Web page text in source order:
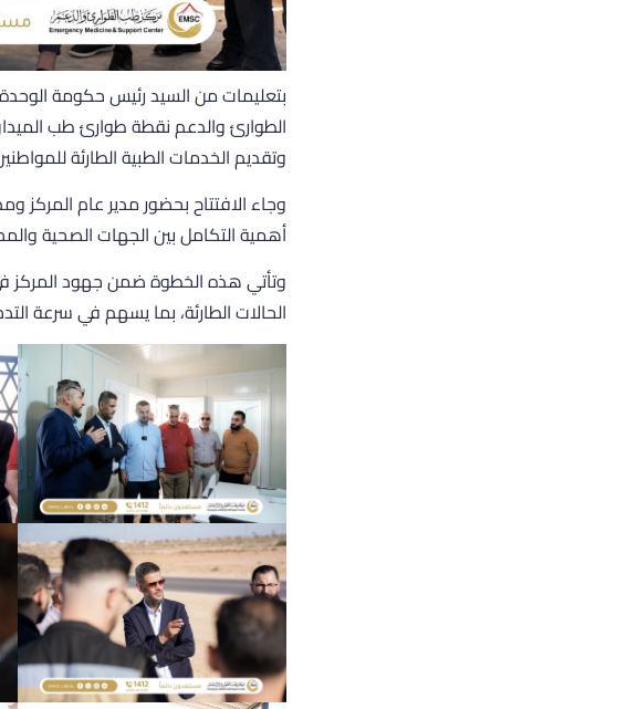
بتعليمات من السيد رئيس حكومة
الطوارئ والدعم نقطة طوارئ طب
وتقديم الخدمات الطبية الطارئة
وجاء الافتتاح بحضور مدير عام المركز
أهمية التكامل بين الجهات الصحية
وتأتي هذه الخطوة ضمن جهود المركز
الحالات الطارئة، بما يسهم في سرعة